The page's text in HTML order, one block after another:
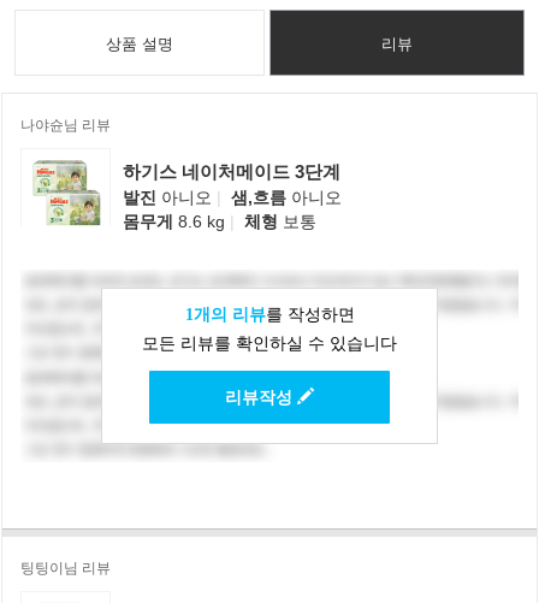
상품 설명 리뷰
나야슌님 리뷰
하기스 네이처메이드 3단계
발진 아니오 | 샘,흐름 아니오
몸무게 8.6 kg | 체형 보통
1개의 리뷰를 작성하면
모든 리뷰를 확인하실 수 있습니다
리뷰작성
팅팅이님 리뷰